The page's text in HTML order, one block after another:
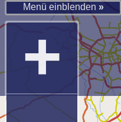
Menü einblenden »
+